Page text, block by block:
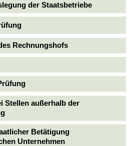
der Staatsbetriebe
Rechnungshofs
Stellen außerhalb der
Betätigung
Unternehmen